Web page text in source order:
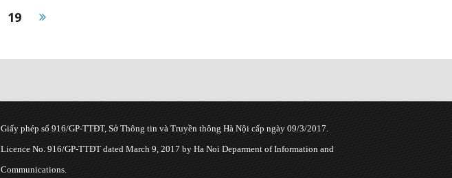
19
Giấy phép số 916/GP-TTĐT, Sở Thông tin và Truyền thông Hà Nội cấp ngày 09/3/2017.
Licence No. 916/GP-TTĐT dated March 9, 2017 by Ha Noi Deparment of Information and
Communications.